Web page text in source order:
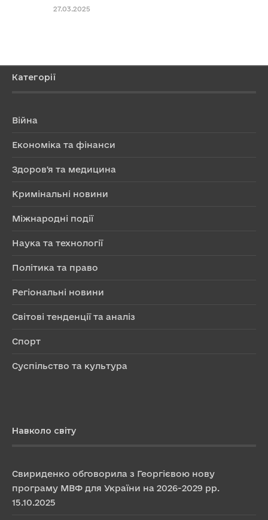
27.03.2025
Категорії
Війна
Економіка та фінанси
Здоров'я та медицина
Кримінальні новини
Міжнародні події
Наука та технології
Політика та право
Регіональні новини
Світові тенденції та аналіз
Спорт
Суспільство та культура
Навколо світу
Свириденко обговорила з Георгієвою нову
програму МВФ для України на 2026-2029 рр.
15.10.2025